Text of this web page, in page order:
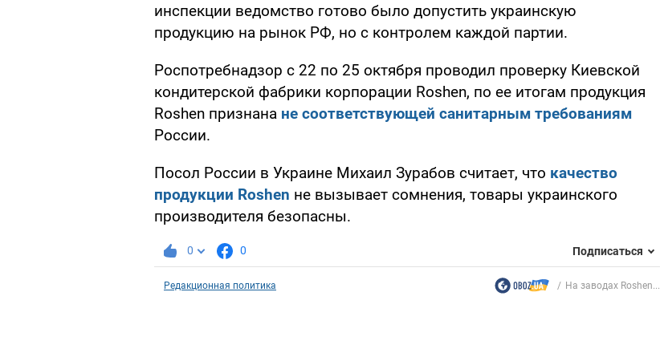
инспекции ведомство готово было допустить украинскую
продукцию на рынок РФ, но с контролем каждой партии.
Роспотребнадзор с 22 по 25 октября проводил проверку Киевской
кондитерской фабрики корпорации Roshen, по ее итогам продукция
Roshen признана не соответствующей санитарным требованиям
России.
Посол России в Украине Михаил Зурабов считает, что качество
продукции Roshen не вызывает сомнения, товары украинского
производителя безопасны.
0 0 Подписаться
Редакционная политика На заводах Roshen...